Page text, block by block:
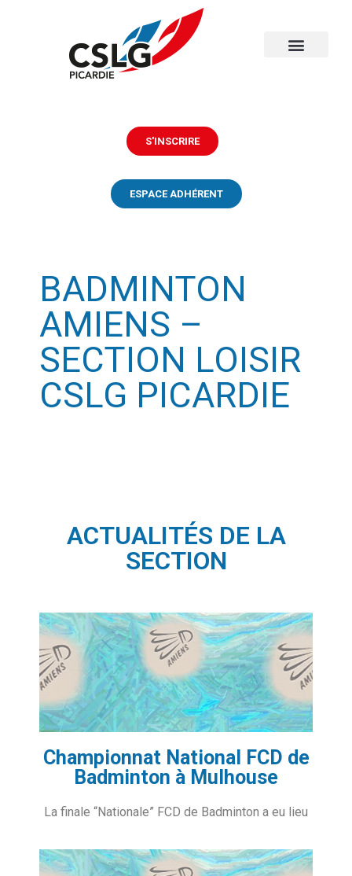
S'INSCRIRE
ESPACE ADHÉRENT
BADMINTON
AMIENS –
SECTION LOISIR
CSLG PICARDIE
ACTUALITÉS DE LA
SECTION
Championnat National FCD de
Badminton à Mulhouse
La finale “Nationale” FCD de Badminton a eu lieu